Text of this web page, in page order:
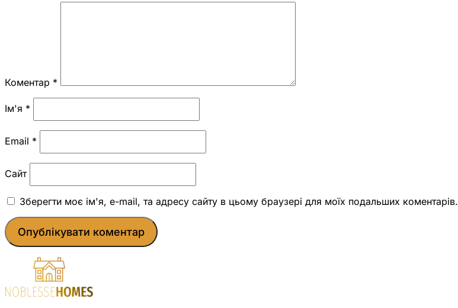
Коментар *
Ім'я *
Email *
Сайт
Зберегти моє ім'я, e-mail, та адресу сайту в цьому браузері для моїх подальших коментарів.